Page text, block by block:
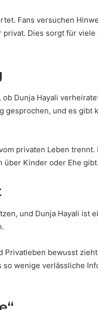
Fans versuchen
Dies sorgt für viele
Dunja Hayali
und es gibt
privaten Leben
über Kinder oder Ehe gibt.
und Dunja Hayali ist
bewusst
wenige verlässliche